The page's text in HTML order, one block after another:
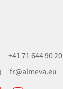
+41 71 644 90 20
fr@almeva.eu